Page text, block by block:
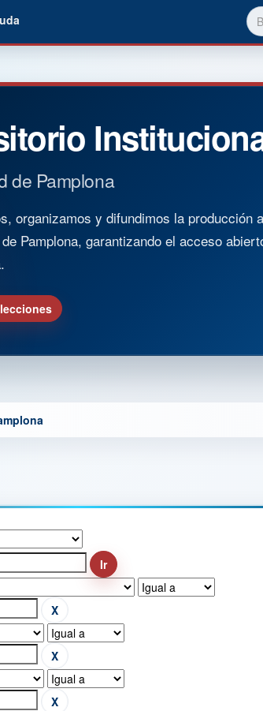
de Pamplona
organizamos y difundimos la
Pamplona, garantizando el acceso